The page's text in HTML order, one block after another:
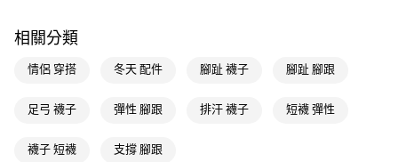
每筆NT$80，滿NT$1,500(含以上)免運費
付款後萊爾富取貨
每筆NT$80，滿NT$1,500(含以上)免運費
相關分類
情侶 穿搭 冬天 配件 腳趾 襪子 腳趾 腳跟
足弓 襪子 彈性 腳跟 排汗 襪子 短襪 彈性
襪子 短襪 支撐 腳跟